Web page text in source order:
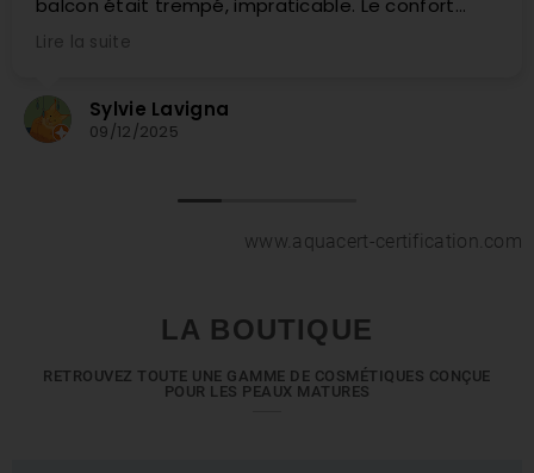
Marie Louise Francini-Melchior
08/12/2025
www.aquacert-certification.com
LA BOUTIQUE
RETROUVEZ TOUTE UNE GAMME DE COSMÉTIQUES CONÇUE
POUR LES PEAUX MATURES